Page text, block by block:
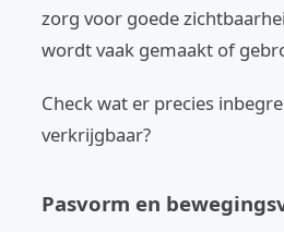
zorg voor goede
wordt vaak gemaakt of
Check wat er precies
verkrijgbaar?
Pasvorm en